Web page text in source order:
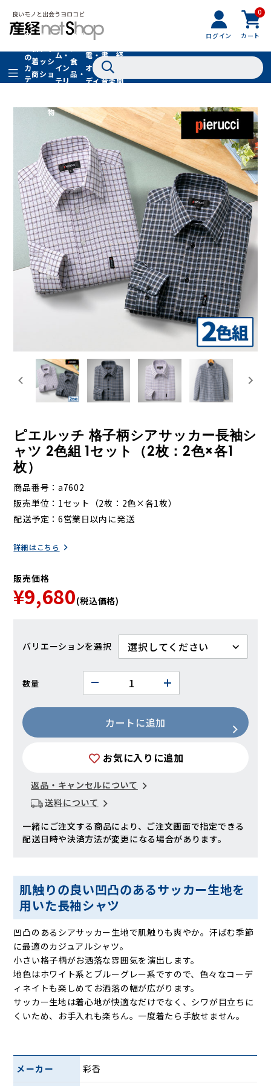
ログイン
0
カート
全
の
カ
テ
着
商
品
フ
ッ
シ
ョ
フ
ァ
シ
ョ
ン
物
ム・
イン
テリ
グル
食
品・
ドリ
家
電・
オー
ディ
書
籍・
音楽
経
聞
ピエルッチ 格子柄シアサッカー長袖シ
ャツ 2色組 1セット（2枚：2色×各1
枚）
商品番号
a7602
販売単位
1セット（2枚：2色×各1枚）
配送予定
6営業日以内に発送
詳細はこちら
販売価格
¥9,680(税込価格)
バリエーション
数量
カートに追加
お気に入りに追加
返品・キャンセルについて
送料について
一緒にご注文する商品により、ご注文画面で指定できる
配送日時や決済方法が変更になる場合があります。
肌触りの良い凹凸のあるサッカー生地を
用いた長袖シャツ
凹凸のあるシアサッカー生地で肌触りも爽やか。汗ばむ季節
に最適のカジュアルシャツ。
小さい格子柄がお洒落な雰囲気を演出します。
地色はホワイト系とブルーグレー系ですので、色々なコーデ
ィネイトも楽しめてお洒落の幅が広がります。
サッカー生地は着心地が快適なだけでなく、シワが目立ちに
くいため、お手入れも楽ちん。一度着たら手放せません。
メーカー 彩香